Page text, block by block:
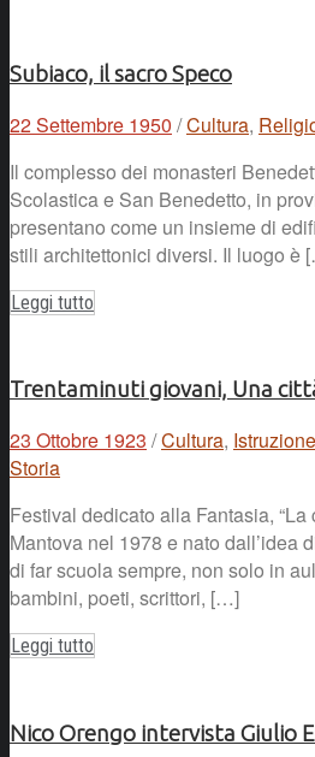
Subiaco, il sacro Speco
22 Settembre 1950 /Cultura,
Il complesso dei monasteri
Scolastica e San Benedetto, in
presentano come un insieme di
stili architettonici diversi. Il luogo è
Leggi tutto
Trentaminuti giovani, Una
23 Ottobre 1923 /Cultura, Istruzione
Storia
Festival dedicato alla Fantasia, “La
Mantova nel 1978 e nato dall’idea
di far scuola sempre, non solo in
bambini, poeti, scrittori, […]
Leggi tutto
Nico Orengo intervista Giulio